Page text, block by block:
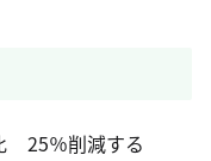
25％削減する